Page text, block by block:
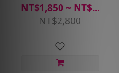
NT$1,850 ~ NT$...
NT$2,800